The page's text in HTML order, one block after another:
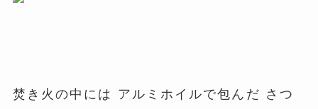
焚き火の中には アルミホイルで包んだ さつ